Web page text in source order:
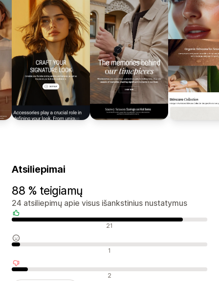
Atsiliepimai
88 % teigiamų
24 atsiliepimų apie visus išankstinius nustatymus
21
1
2